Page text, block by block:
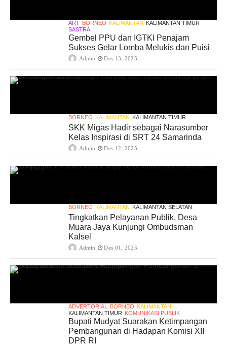
ART BORNEO KALIMANTAN KALIMANTAN TIMUR
SASTRA
Gembel PPU dan IGTKI Penajam
Sukses Gelar Lomba Melukis dan Puisi
Admin Des 13, 2025
BORNEO KALIMANTAN KALIMANTAN TIMUR
SKK Migas Hadir sebagai Narasumber
Kelas Inspirasi di SRT 24 Samarinda
Admin Des 12, 2025
BORNEO KALIMANTAN KALIMANTAN SELATAN
Tingkatkan Pelayanan Publik, Desa
Muara Jaya Kunjungi Ombudsman
Kalsel
Admin Des 01, 2025
ADVERTORIAL BORNEO KALIMANTAN
KALIMANTAN TIMUR KOMUNIKASI PUBLIK
Bupati Mudyat Suarakan Ketimpangan
Pembangunan di Hadapan Komisi XII
DPR RI